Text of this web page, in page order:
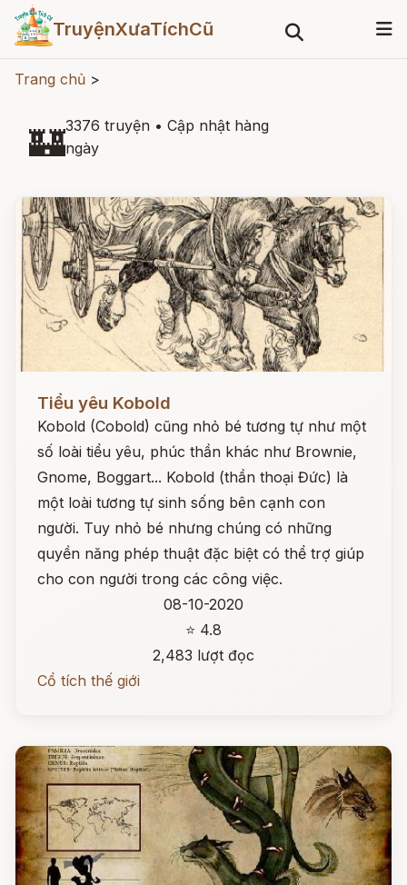
TruyệnXưaTíchCũ
Trang chủ >
🏰3376 truyện • Cập nhật hàng
ngày
Đọc ngay
Tiểu yêu Kobold
Kobold (Cobold) cũng nhỏ bé tương tự như một
số loài tiểu yêu, phúc thần khác như Brownie,
Gnome, Boggart... Kobold (thần thoại Đức) là
một loài tương tự sinh sống bên cạnh con
người. Tuy nhỏ bé nhưng chúng có những
quyền năng phép thuật đặc biệt có thể trợ giúp
cho con người trong các công việc.
08-10-2020
⭐ 4.8
2,483 lượt đọc
Cổ tích thế giới